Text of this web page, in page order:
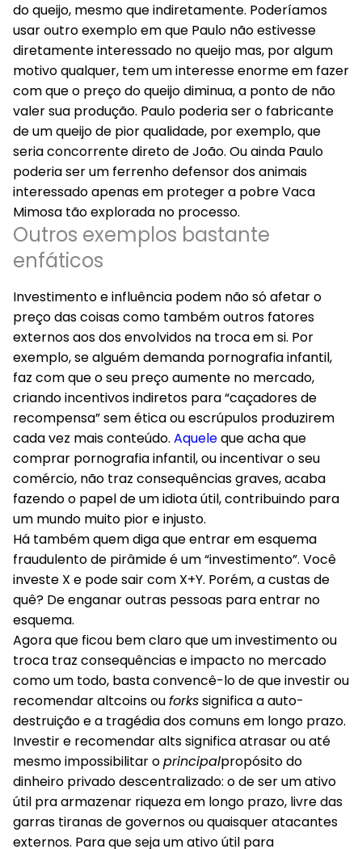
do queijo, mesmo que indiretamente. Poderíamos
usar outro exemplo em que Paulo não estivesse
diretamente interessado no queijo mas, por algum
motivo qualquer, tem um interesse enorme em fazer
com que o preço do queijo diminua, a ponto de não
valer sua produção. Paulo poderia ser o fabricante
de um queijo de pior qualidade, por exemplo, que
seria concorrente direto de João. Ou ainda Paulo
poderia ser um ferrenho defensor dos animais
interessado apenas em proteger a pobre Vaca
Mimosa tão explorada no processo.
Outros exemplos bastante
enfáticos
Investimento e influência podem não só afetar o
preço das coisas como também outros fatores
externos aos dos envolvidos na troca em si. Por
exemplo, se alguém demanda pornografia infantil,
faz com que o seu preço aumente no mercado,
criando incentivos indiretos para “caçadores de
recompensa” sem ética ou escrúpulos produzirem
cada vez mais conteúdo. Aqueleque acha que
comprar pornografia infantil, ou incentivar o seu
comércio, não traz consequências graves, acaba
fazendo o papel de um idiota útil, contribuindo para
um mundo muito pior e injusto.
Há também quem diga que entrar em esquema
fraudulento de pirâmide é um “investimento”. Você
investe X e pode sair com X+Y. Porém, a custas de
quê? De enganar outras pessoas para entrar no
esquema.
Agora que ficou bem claro que um investimento ou
troca traz consequências e impacto no mercado
como um todo, basta convencê-lo de que investir ou
recomendar altcoins ouforkssignifica a auto-
destruição e a tragédia dos comuns em longo prazo.
Investir e recomendar alts significa atrasar ou até
mesmo impossibilitar oprincipalpropósito do
dinheiro privado descentralizado: o de ser um ativo
útil pra armazenar riqueza em longo prazo, livre das
garras tiranas de governos ou quaisquer atacantes
externos. Para que seja um ativo útil para